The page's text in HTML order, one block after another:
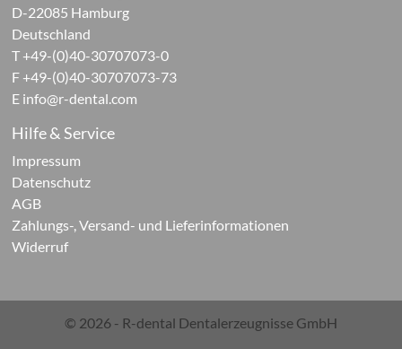
D-22085 Hamburg
Deutschland
T +49-(0)40-30707073-0
F +49-(0)40-30707073-73
E info@r-dental.com
Hilfe & Service
Impressum
Datenschutz
AGB
Zahlungs-, Versand- und Lieferinformationen
Widerruf
© 2026 - R-dental Dentalerzeugnisse GmbH